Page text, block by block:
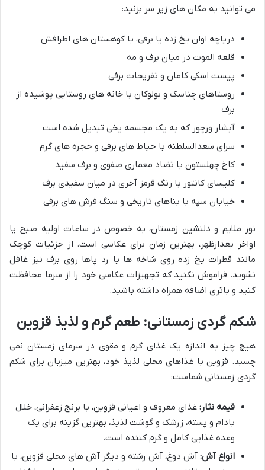
می توانید به مکان های زیر سر بزنید:
دریاچه اوان یخ زده یا برفی، با کوهستان های اطرافش
قلعه الموت در میان برف و مه
پیست اسکی کامان و تفریحات برفی
روستاهای چناسک و بولوکان با خانه های روستایی پوشیده از
برف
آبشار ورچور که به یک مجسمه یخی تبدیل شده است
سرای سعدالسلطنه با حیاط های برفی و حجره های گرم
کاخ چهلستون با تضاد معماری صفوی و برف سفید
کلیسای کانتور با رنگ قرمز آجری در میان سفیدی برف
خیابان سپه با بناهای تاریخی و سنگ فرش های برفی
نور ملایم و دلنشین زمستان، به خصوص در ساعات اولیه صبح یا
اواخر بعدازظهر، بهترین زمان برای عکاسی است. از جزئیات کوچک
مانند قطرات یخ زده روی شاخه ها یا رد پاها روی برف نیز غافل
نشوید. فراموش نکنید که تجهیزات عکاسی خود را از سرما محافظت
کنید و باتری اضافه همراه داشته باشید.
شکم گردی زمستانی: طعم گرم و لذیذ قزوین
هیچ چیز به اندازه یک غذای گرم و مقوی در سرمای زمستان نمی
چسبد. قزوین با غذاهای محلی لذیذ خود، بهترین میزبان برای شکم
گردی زمستانی شماست:
قیمه نثار: غذای معروف و اعیانی قزوین، با برنج زعفرانی، خلال
بادام و پسته، زرشک و گوشت لذیذ، بهترین گزینه برای یک
وعده غذایی کامل و گرم کننده است.
انواع آش: آش دوغ، آش رشته و دیگر آش های محلی قزوین، با